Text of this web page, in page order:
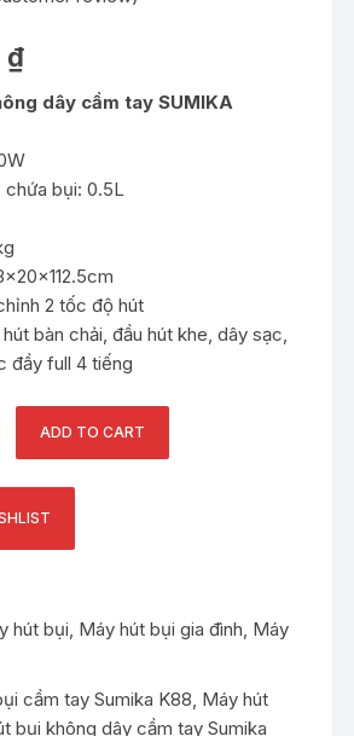
₫
dây cầm tay SUMIKA
bụi: 0.5L
2 tốc độ hút
bàn chải, đầu hút khe, dây sạc,
đầy full 4 tiếng
ADD TO CART
hút bụi, Máy hút bụi gia đình, Máy
cầm tay Sumika K88, Máy hút
bụi không dây cầm tay Sumika